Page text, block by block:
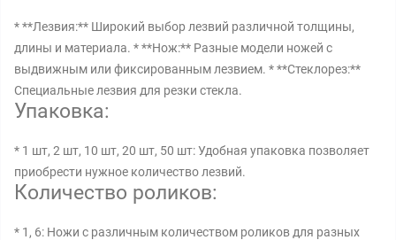
* **Лезвия:** Широкий выбор лезвий различной толщины,
длины и материала. * **Нож:** Разные модели ножей с
выдвижным или фиксированным лезвием. * **Стеклорез:**
Специальные лезвия для резки стекла.
Упаковка:
* 1 шт, 2 шт, 10 шт, 20 шт, 50 шт: Удобная упаковка позволяет
приобрести нужное количество лезвий.
Количество роликов:
* 1, 6: Ножи с различным количеством роликов для разных